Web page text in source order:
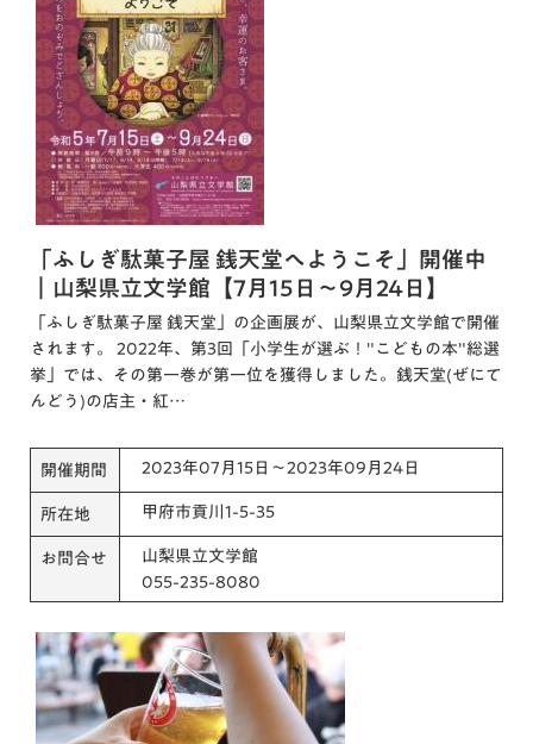
「ふしぎ駄菓子屋 銭天堂へようこそ」開催中
｜山梨県立文学館【7月15日～9月24日】
「ふしぎ駄菓子屋 銭天堂」の企画展が、山梨県立文学館で開催
されます。 2022年、第3回「小学生が選ぶ！"こどもの本"総選
挙」では、その第一巻が第一位を獲得しました。銭天堂(ぜにて
んどう)の店主・紅…
開催期間 2023年07月15日～2023年09月24日
所在地 甲府市貢川1-5-35
お問合せ
山梨県立文学館
055-235-8080